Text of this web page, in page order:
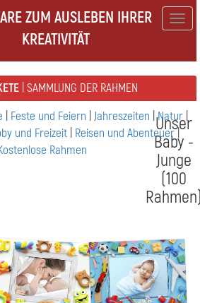
ZUM AUSLEBEN IHRER
KREATIVITÄT
| SAMMLUNG DER RAHMEN
Feste und Feiern Jahreszeiten |Natur
und Freizeit Reisen und Abenteuer|
Rahmen
Unser
Baby -
Junge
(100